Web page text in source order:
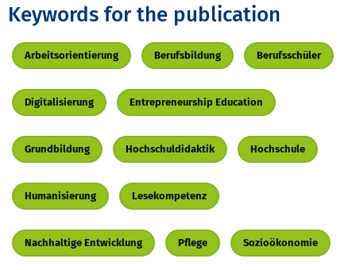
Keywords for the publication
Arbeitsorientierung Berufsbildung Berufsschüler
Digitalisierung Entrepreneurship Education
Grundbildung Hochschuldidaktik Hochschule
Humanisierung Lesekompetenz
Nachhaltige Entwicklung Pflege Sozioökonomie